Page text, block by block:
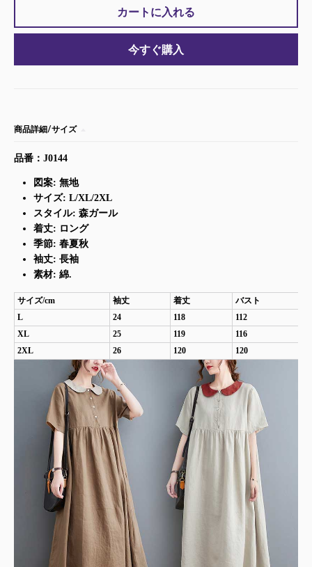
カートに入れる
今すぐ購入
商品詳細/サイズ
品番：J0144
図案: 無地
サイズ: L/XL/2XL
スタイル: 森ガール
着丈: ロング
季節: 春夏秋
袖丈: 長袖
素材: 綿.
サイズ/cm 袖丈 着丈
バスト
L
24 118
112
XL
25 119
116
2XL
26 120 120